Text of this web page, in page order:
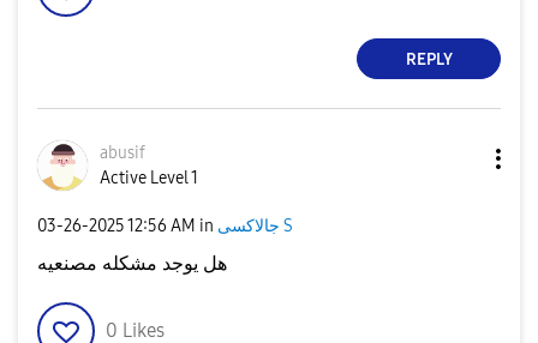
REPLY
abusif
Active Level 1
‎03-26-202512:56 AM in جالاكسى S
هل يوجد مشكله مصنعيه
0 Likes